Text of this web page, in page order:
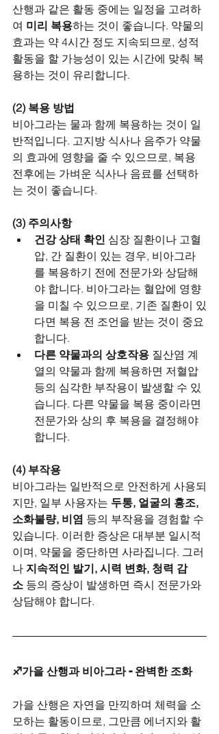
산행과 같은 활동 중에는 일정을 고려하
여 미리 복용하는 것이 좋습니다. 약물의
효과는 약 4시간 정도 지속되므로, 성적
활동을 할 가능성이 있는 시간에 맞춰 복
용하는 것이 유리합니다.
(2) 복용 방법
비아그라는 물과 함께 복용하는 것이 일
반적입니다. 고지방 식사나 음주가 약물
의 효과에 영향을 줄 수 있으므로, 복용
전후에는 가벼운 식사나 음료를 선택하
는 것이 좋습니다.
(3) 주의사항
건강 상태 확인 심장 질환이나 고혈
압, 간 질환이 있는 경우, 비아그라
를 복용하기 전에 전문가와 상담해
야 합니다. 비아그라는 혈압에 영향
을 미칠 수 있으므로, 기존 질환이 있
다면 복용 전 조언을 받는 것이 중요
합니다.
다른 약물과의 상호작용 질산염 계
열의 약물과 함께 복용하면 저혈압
등의 심각한 부작용이 발생할 수 있
습니다. 다른 약물을 복용 중이라면
전문가와 상의 후 복용을 결정해야
합니다.
(4) 부작용
비아그라는 일반적으로 안전하게 사용되
지만, 일부 사용자는 두통, 얼굴의 홍조,
소화불량, 비염 등의 부작용을 경험할 수
있습니다. 이러한 증상은 대부분 일시적
이며, 약물을 중단하면 사라집니다. 그러
나 지속적인 발기, 시력 변화, 청력 감
소 등의 증상이 발생하면 즉시 전문가와
상담해야 합니다.
♐가을 산행과 비아그라 - 완벽한 조화
가을 산행은 자연을 만끽하며 체력을 소
모하는 활동이므로, 그만큼 에너지와 활